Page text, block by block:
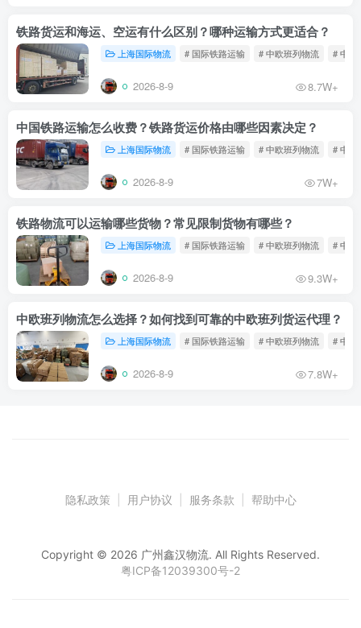
铁路货运和海运、空运有什么区别？哪种运输方式更适合？
上海国际物流 # 国际铁路运输 # 中欧班列物流 # 中欧
2026-8-9 8.7W+
中国铁路运输怎么收费？铁路货运价格由哪些因素决定？
上海国际物流 # 国际铁路运输 # 中欧班列物流 # 中欧
2026-8-9 7W+
铁路物流可以运输哪些货物？常见限制货物有哪些？
上海国际物流 # 国际铁路运输 # 中欧班列物流 # 中欧
2026-8-9 9.3W+
中欧班列物流怎么选择？如何找到可靠的中欧班列货运代理？
上海国际物流 # 国际铁路运输 # 中欧班列物流 # 中欧
2026-8-9 7.8W+
隐私政策 用户协议 服务条款 帮助中心
Copyright © 2026 广州鑫汉物流. All Rights Reserved.
粤ICP备12039300号-2